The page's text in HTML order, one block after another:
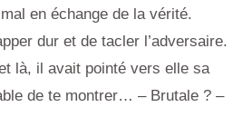
en échange de la vérité.
dur et de tacler l’adversaire.
là, il avait pointé vers elle sa
de te montrer… – Brutale ? –